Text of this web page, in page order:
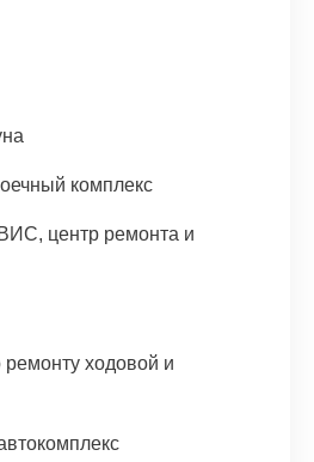
комплекс
центр ремонта и
ремонту ходовой и